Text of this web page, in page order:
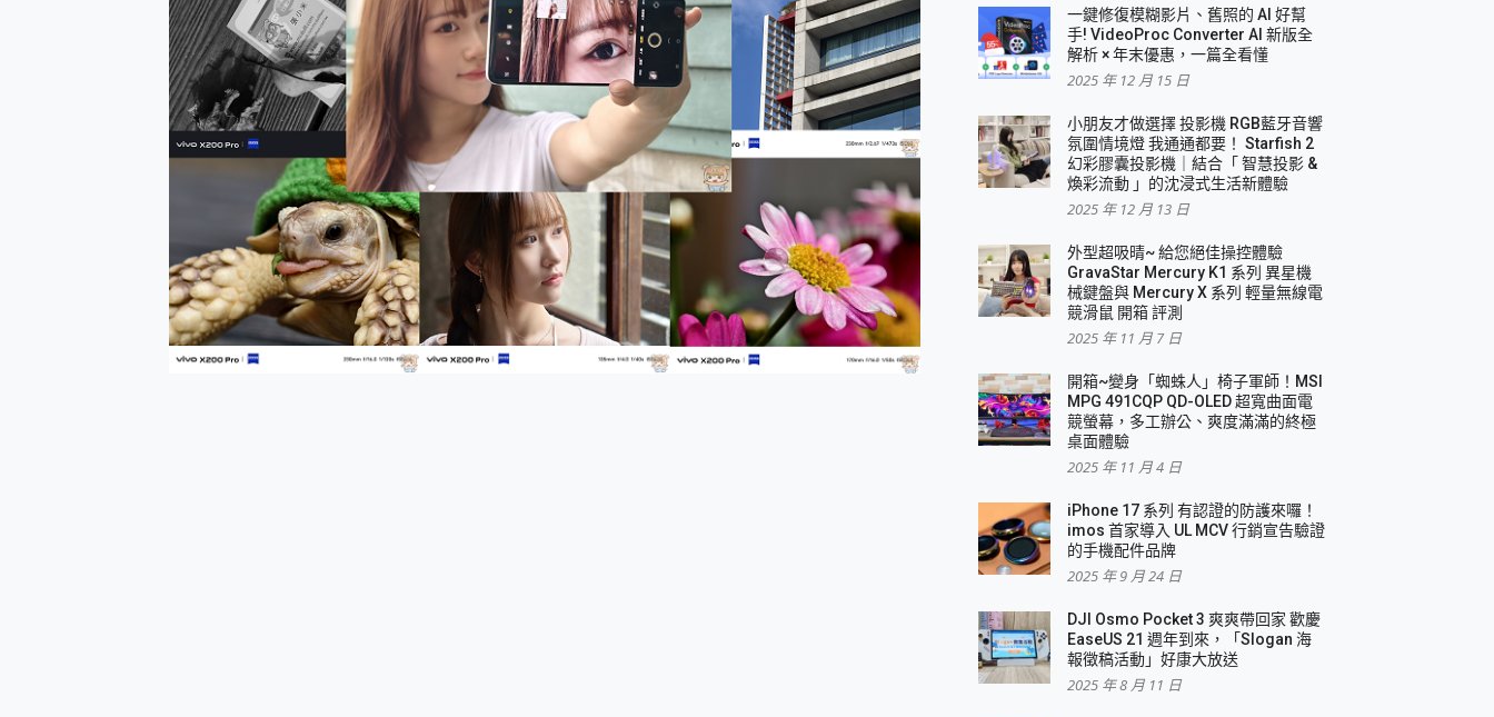
一鍵修復模糊影片、舊照的 AI 好幫
手! VideoProc Converter AI 新版全
解析 × 年末優惠，一篇全看懂
2025 年 12 月 15 日
小朋友才做選擇 投影機 RGB藍牙音響
氛圍情境燈 我通通都要！ Starfish 2
幻彩膠囊投影機｜結合「 智慧投影 &
煥彩流動 」的沈浸式生活新體驗
2025 年 12 月 13 日
外型超吸晴~ 給您絕佳操控體驗
GravaStar Mercury K1 系列 異星機
械鍵盤與 Mercury X 系列 輕量無線電
競滑鼠 開箱 評測
2025 年 11 月 7 日
開箱~變身「蜘蛛人」椅子軍師！MSI
MPG 491CQP QD-OLED 超寬曲面電
競螢幕，多工辦公、爽度滿滿的終極
桌面體驗
2025 年 11 月 4 日
iPhone 17 系列 有認證的防護來囉！
imos 首家導入 UL MCV 行銷宣告驗證
的手機配件品牌
2025 年 9 月 24 日
DJI Osmo Pocket 3 爽爽帶回家 歡慶
EaseUS 21 週年到來，「Slogan 海
報徵稿活動」好康大放送
2025 年 8 月 11 日